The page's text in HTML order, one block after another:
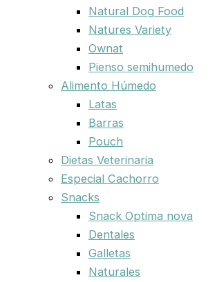
Natural Dog Food
Natures Variety
Ownat
Pienso semihumedo
Alimento Húmedo
Latas
Barras
Pouch
Dietas Veterinaria
Especial Cachorro
Snacks
Snack Optima nova
Dentales
Galletas
Naturales